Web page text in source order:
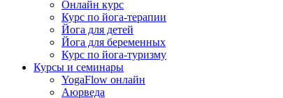
Онлайн курс
Курс по йога-терапии
Йога для детей
Йога для беременных
Курс по йога-туризму
Курсы и семинары
YogaFlow онлайн
Аюрведа